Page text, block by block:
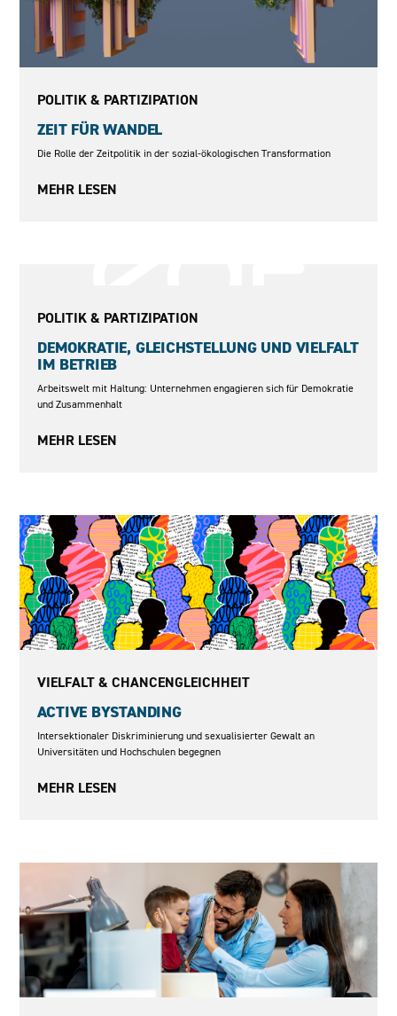
POLITIK & PARTIZIPATION
ZEIT FÜR WANDEL
Die Rolle der Zeitpolitik in der sozial-ökologischen Transformation
MEHR LESEN
POLITIK & PARTIZIPATION
DEMOKRATIE, GLEICHSTELLUNG UND VIELFALT
IM BETRIEB
Arbeitswelt mit Haltung: Unternehmen engagieren sich für Demokratie
und Zusammenhalt
MEHR LESEN
VIELFALT & CHANCENGLEICHHEIT
ACTIVE BYSTANDING
Intersektionaler Diskriminierung und sexualisierter Gewalt an
Universitäten und Hochschulen begegnen
MEHR LESEN